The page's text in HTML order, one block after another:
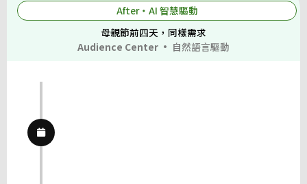
After・AI 智慧驅動
母親節前四天，同樣需求
Audience Center · 自然語言驅動